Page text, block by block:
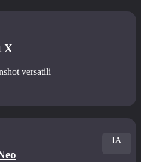
X
versatili
IA